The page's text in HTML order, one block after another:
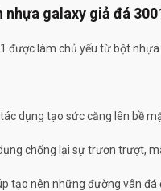
galaxy giả đá
được làm chủ yếu từ bột
dụng tạo sức căng lên bề
chống lại sự trươn trượt,
tạo nên những đường vân